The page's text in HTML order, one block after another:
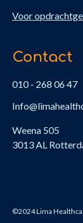
Voor
Contact
010 - 268 06 47
Weena 505
3013 AL
©2024 Lima